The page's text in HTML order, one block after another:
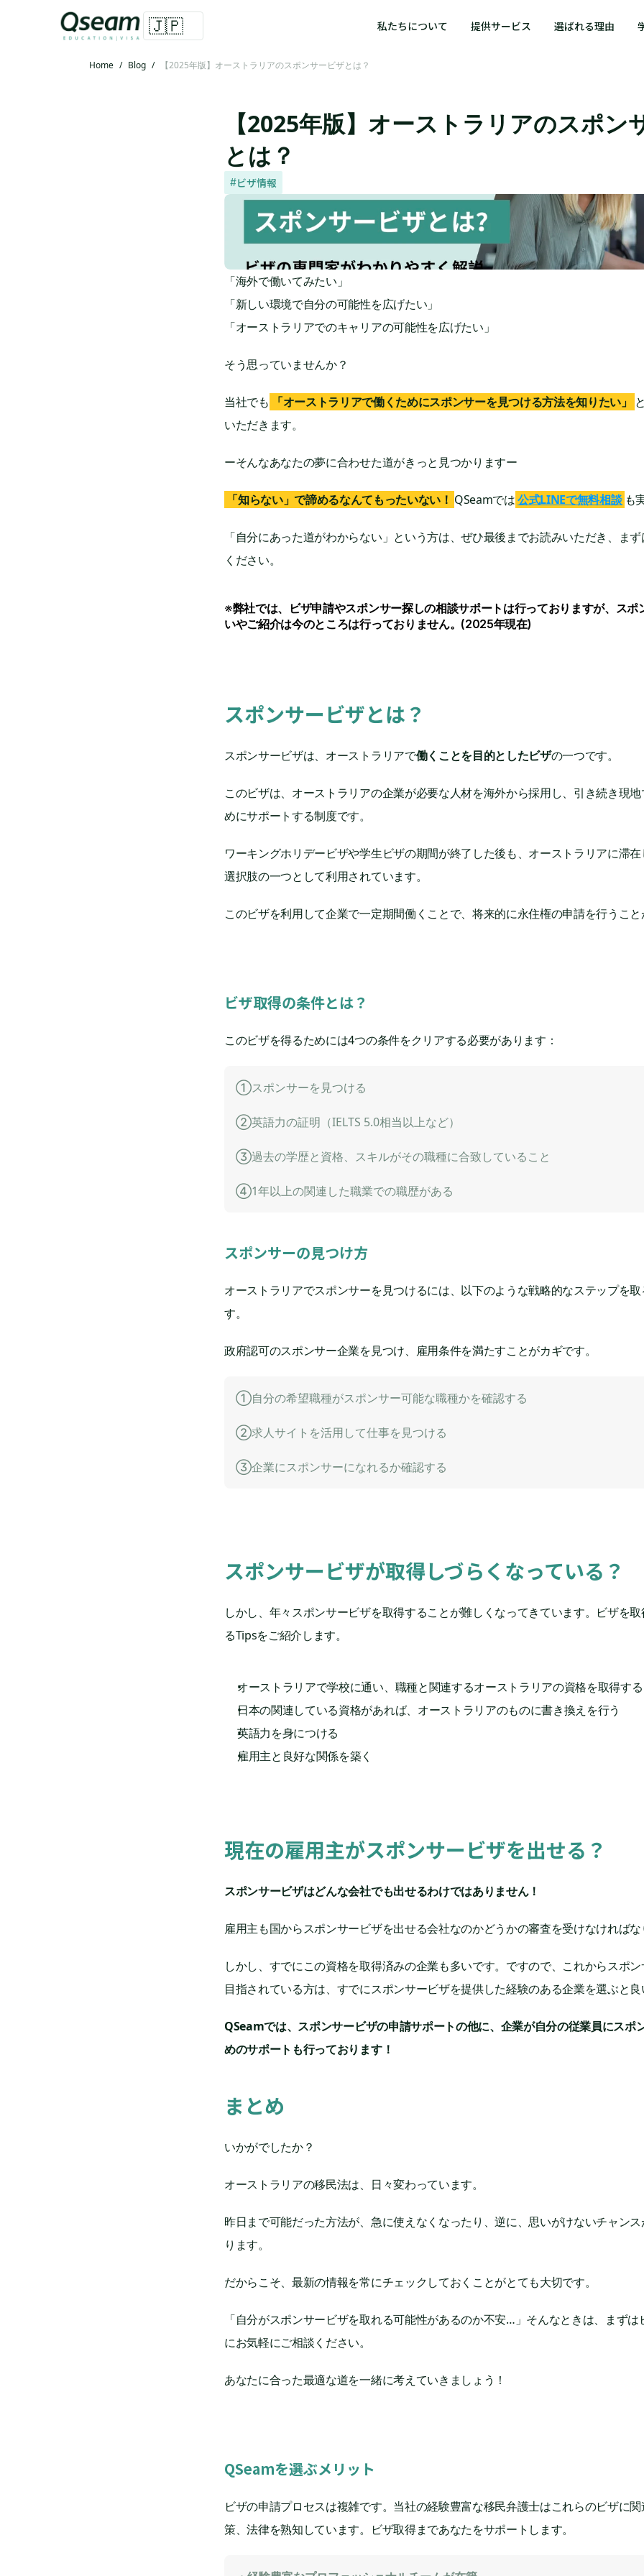
Home / Blog / 【2025年版】オーストラリアのスポンサービザとは？
【2025年版】オーストラリアのスポン
とは？
#ビザ情報
「海外で働いてみたい」
「新しい環境で自分の可能性を広げたい」
「オーストラリアでのキャリアの可能性を広げたい」
そう思っていませんか？
当社でも 「オーストラリアで働くためにスポンサーを見つける方法を知りたい」
いただきます。
ーそんなあなたの夢に合わせた道がきっと見つかりますー
「知らない」で諦めるなんてもったいない！ QSeamでは公式LINEで無料相談 も
「自分にあった道がわからない」という方は、ぜひ最後までお読みいただき、ま
ください。
※弊社では、ビザ申請やスポンサー探しの相談サポートは行っておりますが、スポ
いやご紹介は今のところは行っておりません。(2025年現在)
スポンサービザとは？
スポンサービザは、オーストラリアで働くことを目的としたビザの一つです。
このビザは、オーストラリアの企業が必要な人材を海外から採用し、引き続き現
めにサポートする制度です。
ワーキングホリデービザや学生ビザの期間が終了した後も、オーストラリアに滞
選択肢の一つとして利用されています。
このビザを利用して企業で一定期間働くことで、将来的に永住権の申請を行うこと
ビザ取得の条件とは？
このビザを得るためには4つの条件をクリアする必要があります：
①スポンサーを見つける
②英語力の証明（IELTS 5.0相当以上など）
③過去の学歴と資格、スキルがその職種に合致していること
④1年以上の関連した職業での職歴がある
スポンサーの見つけ方
オーストラリアでスポンサーを見つけるには、以下のような戦略的なステップを
す。
政府認可のスポンサー企業を見つけ、雇用条件を満たすことがカギです。
①自分の希望職種がスポンサー可能な職種かを確認する
②求人サイトを活用して仕事を見つける
③企業にスポンサーになれるか確認する
スポンサービザが取得しづらくなっている？
しかし、年々スポンサービザを取得することが難しくなってきています。ビザを
るTipsをご紹介します。
オーストラリアで学校に通い、職種と関連するオーストラリアの資格を取得する
日本の関連している資格があれば、オーストラリアのものに書き換えを行う
英語力を身につける
雇用主と良好な関係を築く
現在の雇用主がスポンサービザを出せる？
スポンサービザはどんな会社でも出せるわけではありません！
雇用主も国からスポンサービザを出せる会社なのかどうかの審査を受けなければな
しかし、すでにこの資格を取得済みの企業も多いです。ですので、これからスポ
目指されている方は、すでにスポンサービザを提供した経験のある企業を選ぶと良
QSeamでは、スポンサービザの申請サポートの他に、企業が自分の従業員にスポ
めのサポートも行っております！
まとめ
いかがでしたか？
オーストラリアの移民法は、日々変わっています。
昨日まで可能だった方法が、急に使えなくなったり、逆に、思いがけないチャン
ります。
だからこそ、最新の情報を常にチェックしておくことがとても大切です。
「自分がスポンサービザを取れる可能性があるのか不安…」そんなときは、まず
にお気軽にご相談ください。
あなたに合った最適な道を一緒に考えていきましょう！
QSeamを選ぶメリット
ビザの申請プロセスは複雑です。当社の経験豊富な移民弁護士はこれらのビザに
策、法律を熟知しています。ビザ取得まであなたをサポートします。
🇯🇵 私たちについて 提供サービス 選ばれる理由